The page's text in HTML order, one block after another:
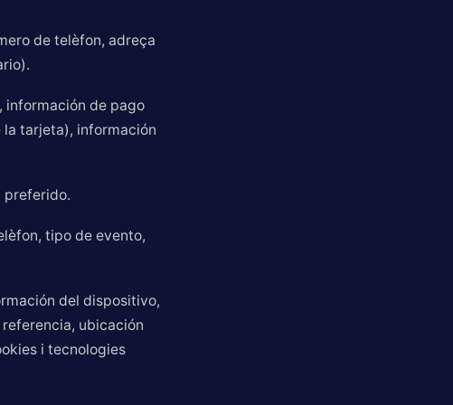
de telèfon, adreça
información de pago
la tarjeta), información
preferido.
tipo de evento,
del dispositivo,
ubicación
i tecnologies